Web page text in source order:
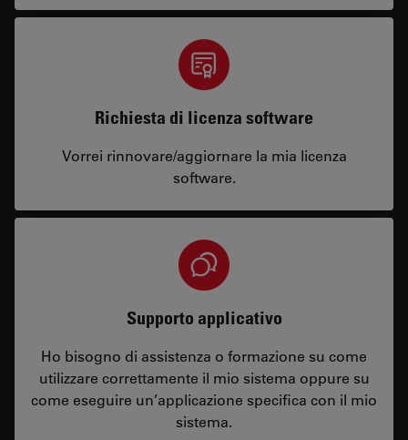
Richiesta di licenza software
Vorrei rinnovare/aggiornare la mia licenza
software.
Supporto applicativo
Ho bisogno di assistenza o formazione su come
utilizzare correttamente il mio sistema oppure su
come eseguire un’applicazione specifica con il mio
sistema.